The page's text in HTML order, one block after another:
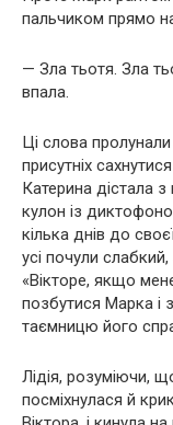
пальчиком прямо
— Зла тьотя. Зла
впала.
Ці слова
присутніх
Катерина дістала
кулон із
кілька днів до
усі почули
«Вікторе, якщо
позбутися Марка і
таємницю його
Лідія, розуміючи,
посміхнулася й